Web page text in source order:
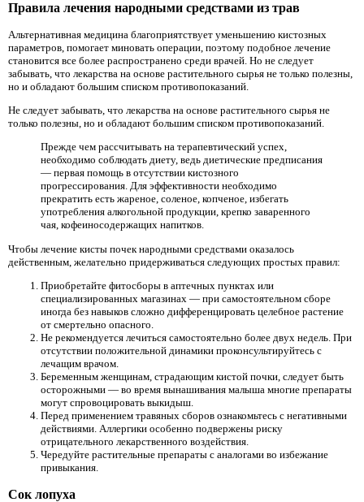
Правила лечения народными средствами из трав
Альтернативная медицина благоприятствует уменьшению кистозных
параметров, помогает миновать операции, поэтому подобное лечение
становится все более распространено среди врачей. Но не следует
забывать, что лекарства на основе растительного сырья не только полезны,
но и обладают большим списком противопоказаний.
Не следует забывать, что лекарства на основе растительного сырья не
только полезны, но и обладают большим списком противопоказаний.
Прежде чем рассчитывать на терапевтический успех,
необходимо соблюдать диету, ведь диетические предписания
— первая помощь в отсутствии кистозного
прогрессирования. Для эффективности необходимо
прекратить есть жареное, соленое, копченое, избегать
употребления алкогольной продукции, крепко заваренного
чая, кофеиносодержащих напитков.
Чтобы лечение кисты почек народными средствами оказалось
действенным, желательно придерживаться следующих простых правил:
Приобретайте фитосборы в аптечных пунктах или
специализированных магазинах — при самостоятельном сборе
иногда без навыков сложно дифференцировать целебное растение
от смертельно опасного.
Не рекомендуется лечиться самостоятельно более двух недель. При
отсутствии положительной динамики проконсультируйтесь с
лечащим врачом.
Беременным женщинам, страдающим кистой почки, следует быть
осторожными — во время вынашивания малыша многие препараты
могут спровоцировать выкидыш.
Перед применением травяных сборов ознакомьтесь с негативными
действиями. Аллергики особенно подвержены риску
отрицательного лекарственного воздействия.
Чередуйте растительные препараты с аналогами во избежание
привыкания.
Сок лопуха